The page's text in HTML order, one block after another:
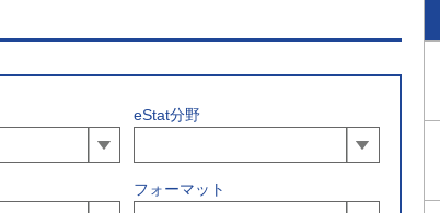
eStat分野
フォーマット